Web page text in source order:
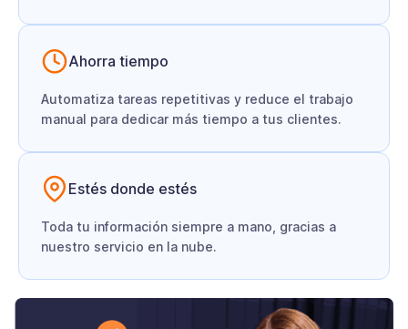
Ahorra tiempo
Automatiza tareas repetitivas y reduce el trabajo
manual para dedicar más tiempo a tus clientes.
Estés donde estés
Toda tu información siempre a mano, gracias a
nuestro servicio en la nube.